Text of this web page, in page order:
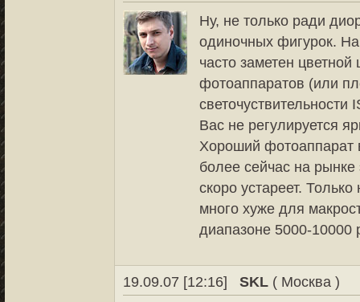
Ну, не только ради
одиночных фигурок.
часто заметен
фотоаппаратов (или
Вас не регулируется
Хороший фотоаппарат
более сейчас на рынке
скоро устареет.
много хуже для
диапазоне 5000-10000
19.09.07 [12:16] SKL ( Москва )